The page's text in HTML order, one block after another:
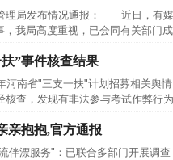
局发布情况通报： 近日，有媒
我局高度重视，已会同有关部门
”事件核查结果
南省"三支一扶"计划招募相关舆
核查，发现有非法参与考试作弊行
亲抱抱,官方通报
漂服务"：已联合多部门开展调查